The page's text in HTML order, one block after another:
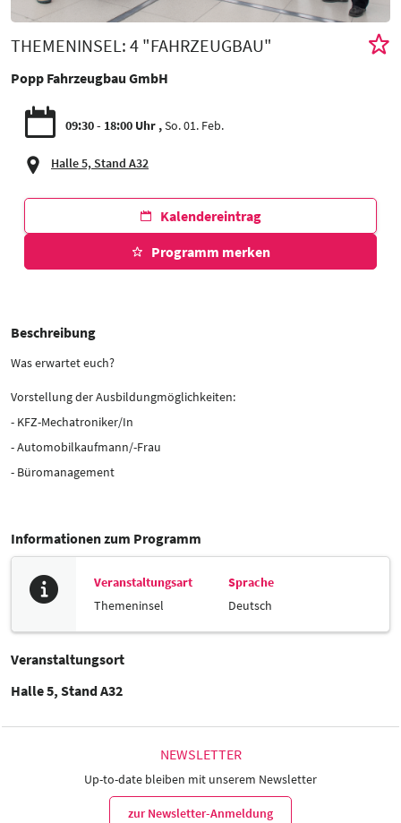
THEMENINSEL: 4 "FAHRZEUGBAU"
Popp Fahrzeugbau GmbH
09:30 - 18:00 Uhr So. 01. Feb.
Halle 5, Stand A32
Kalendereintrag
Programm merken
Beschreibung
Was erwartet euch?
Vorstellung der Ausbildungmöglichkeiten:
- KFZ-Mechatroniker/In
- Automobilkaufmann/-Frau
- Büromanagement
Informationen zum Programm
Veranstaltungsart
Themeninsel
Sprache
Deutsch
Veranstaltungsort
Halle 5, Stand A32
NEWSLETTER
Up-to-date bleiben mit unserem Newsletter
zur Newsletter-Anmeldung